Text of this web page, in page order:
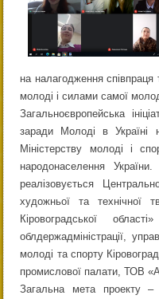
на налагодження
молоді і силами самої
Загальноєвропейська
заради Молоді в Україні
Міністерству молоді і
народонаселення
реалізовується
художньої та технічної
Кіровоградської
облдержадміністрації,
молоді та спорту
промислової палати, ТОВ
Загальна мета проекту –